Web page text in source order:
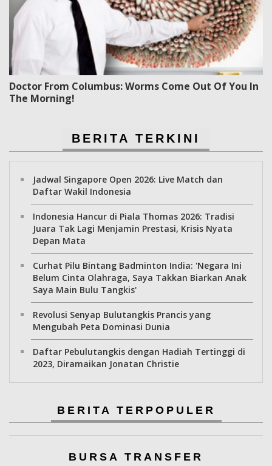
Doctor From Columbus: Worms Come Out Of You In
The Morning!
BERITA TERKINI
Jadwal Singapore Open 2026: Live Match dan
Daftar Wakil Indonesia
Indonesia Hancur di Piala Thomas 2026: Tradisi
Juara Tak Lagi Menjamin Prestasi, Krisis Nyata
Depan Mata
Curhat Pilu Bintang Badminton India: 'Negara Ini
Belum Cinta Olahraga, Saya Takkan Biarkan Anak
Saya Main Bulu Tangkis'
Revolusi Senyap Bulutangkis Prancis yang
Mengubah Peta Dominasi Dunia
Daftar Pebulutangkis dengan Hadiah Tertinggi di
2023, Diramaikan Jonatan Christie
BERITA TERPOPULER
BURSA TRANSFER